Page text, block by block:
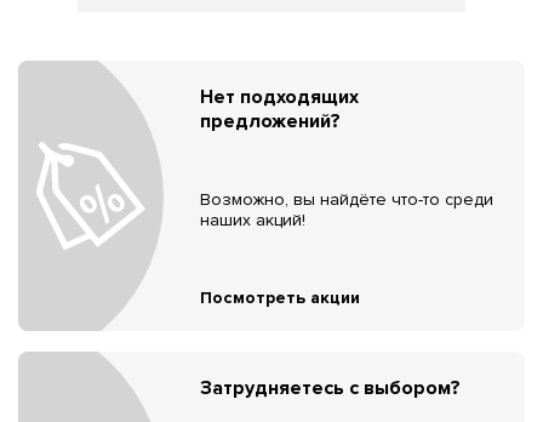
Нет подходящих
предложений?
Возможно, вы найдёте что-то среди
наших акций!
Посмотреть акции
Затрудняетесь с выбором?